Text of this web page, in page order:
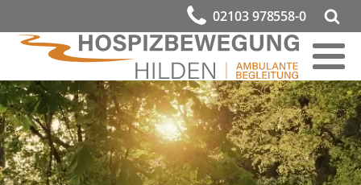
02103 978558-0